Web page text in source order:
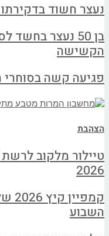
נעצר חשוד בדקירתו של
בן 50 נעצר
הקשישה
פגיעה קשה
הצהבת
טיילור מלקוב
2026
השבוע